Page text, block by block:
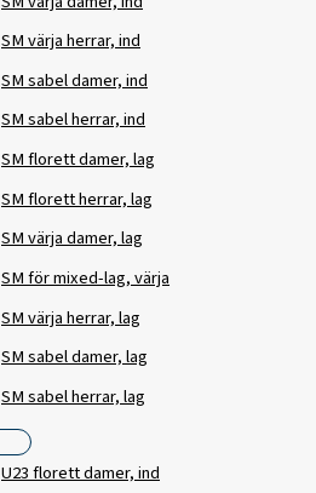
SM värja herrar, ind
SM sabel damer, ind
SM sabel herrar, ind
SM florett damer, lag
SM florett herrar, lag
SM värja damer, lag
SM för mixed-lag, värja
SM värja herrar, lag
SM sabel damer, lag
SM sabel herrar, lag
U23 florett damer, ind